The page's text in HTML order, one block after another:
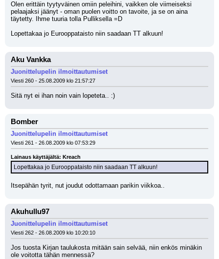
Olen erittäin tyytyväinen omiin peleihini, vaikken ole viimeiseksi
pelaajaksi jäänyt - oman puolen voitto on tavoite, ja se on aina
täytetty. Ihme tuuria tolla Pulliksella =D
Lopettakaa jo Eurooppataisto niin saadaan TT alkuun!
Aku Vankka
Juonittelupelin ilmoittautumiset
Viesti 260 - 25.08.2009 klo 21:57:27
Sitä nyt ei ihan noin vain lopeteta.. :)
Bomber
Juonittelupelin ilmoittautumiset
Viesti 261 - 26.08.2009 klo 07:53:29
Lainaus käyttäjältä: Kreach
Lopettakaa jo Eurooppataisto niin saadaan TT alkuun!
Itsepähän tyrit, nut joudut odottamaan parikin viikkoa..
Akuhullu97
Juonittelupelin ilmoittautumiset
Viesti 262 - 26.08.2009 klo 10:20:10
Jos tuosta Kirjan taulukosta mitään sain selvää, niin enkös minäkin
ole voitotta tähän mennessä?